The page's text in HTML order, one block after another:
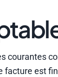
courantes
facture est